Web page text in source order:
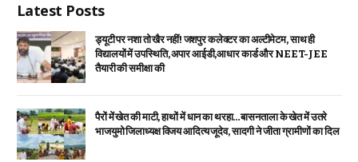
Latest Posts
ड्यूटी पर नशा तो खैर नहीं! जशपुर कलेक्टर का अल्टीमेटम, साथ ही
विद्यालयों में उपस्थिति, अपार आईडी,आधार कार्ड और NEET-JEE
तैयारी की समीक्षा की
पैरों में खेत की माटी, हाथों में धान का थरहा…बासनताला के खेत में उतरे
भाजयुमो जिलाध्यक्ष विजय आदित्य जूदेव, सादगी ने जीता ग्रामीणों का दिल